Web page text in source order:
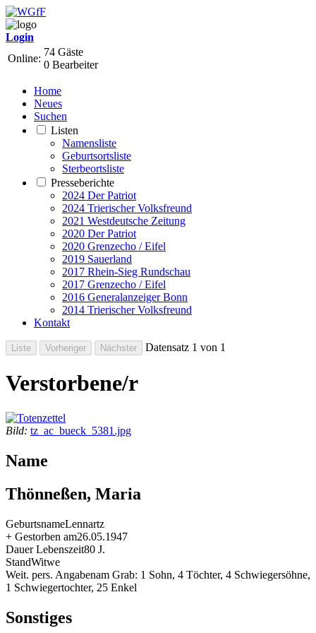
Login
Online:
74 Gäste
0 Bearbeiter
Home
Neues
Suchen
Listen
Namensliste
Geburtsortsliste
Sterbeortsliste
Presseberichte
2024 Der Patriot
2024 Trierischer Volksfreund
2021 Westdeutsche Zeitung
2020 Der Patriot
2020 Grenzecho / Eifel
2019 Sauerland
2017 Rhein-Sieg Rundschau
2017 Grenzecho / Eifel
2016 Generalanzeiger Bonn
2014 Trierischer Volksfreund
Kontakt
Datensatz 1 von 1
Verstorbene/r
Bild: tz_ac_bueck_5381.jpg
Name
Thönneßen, Maria
GeburtsnameLennartz
+ Gestorben am26.05.1947
Dauer Lebenszeit80 J.
StandWitwe
Weit. pers. Angabenam Grab: 1 Sohn, 4 Töchter, 4 Schwiegersöhne,
1 Schwiegertochter, 25 Enkel
Sonstiges